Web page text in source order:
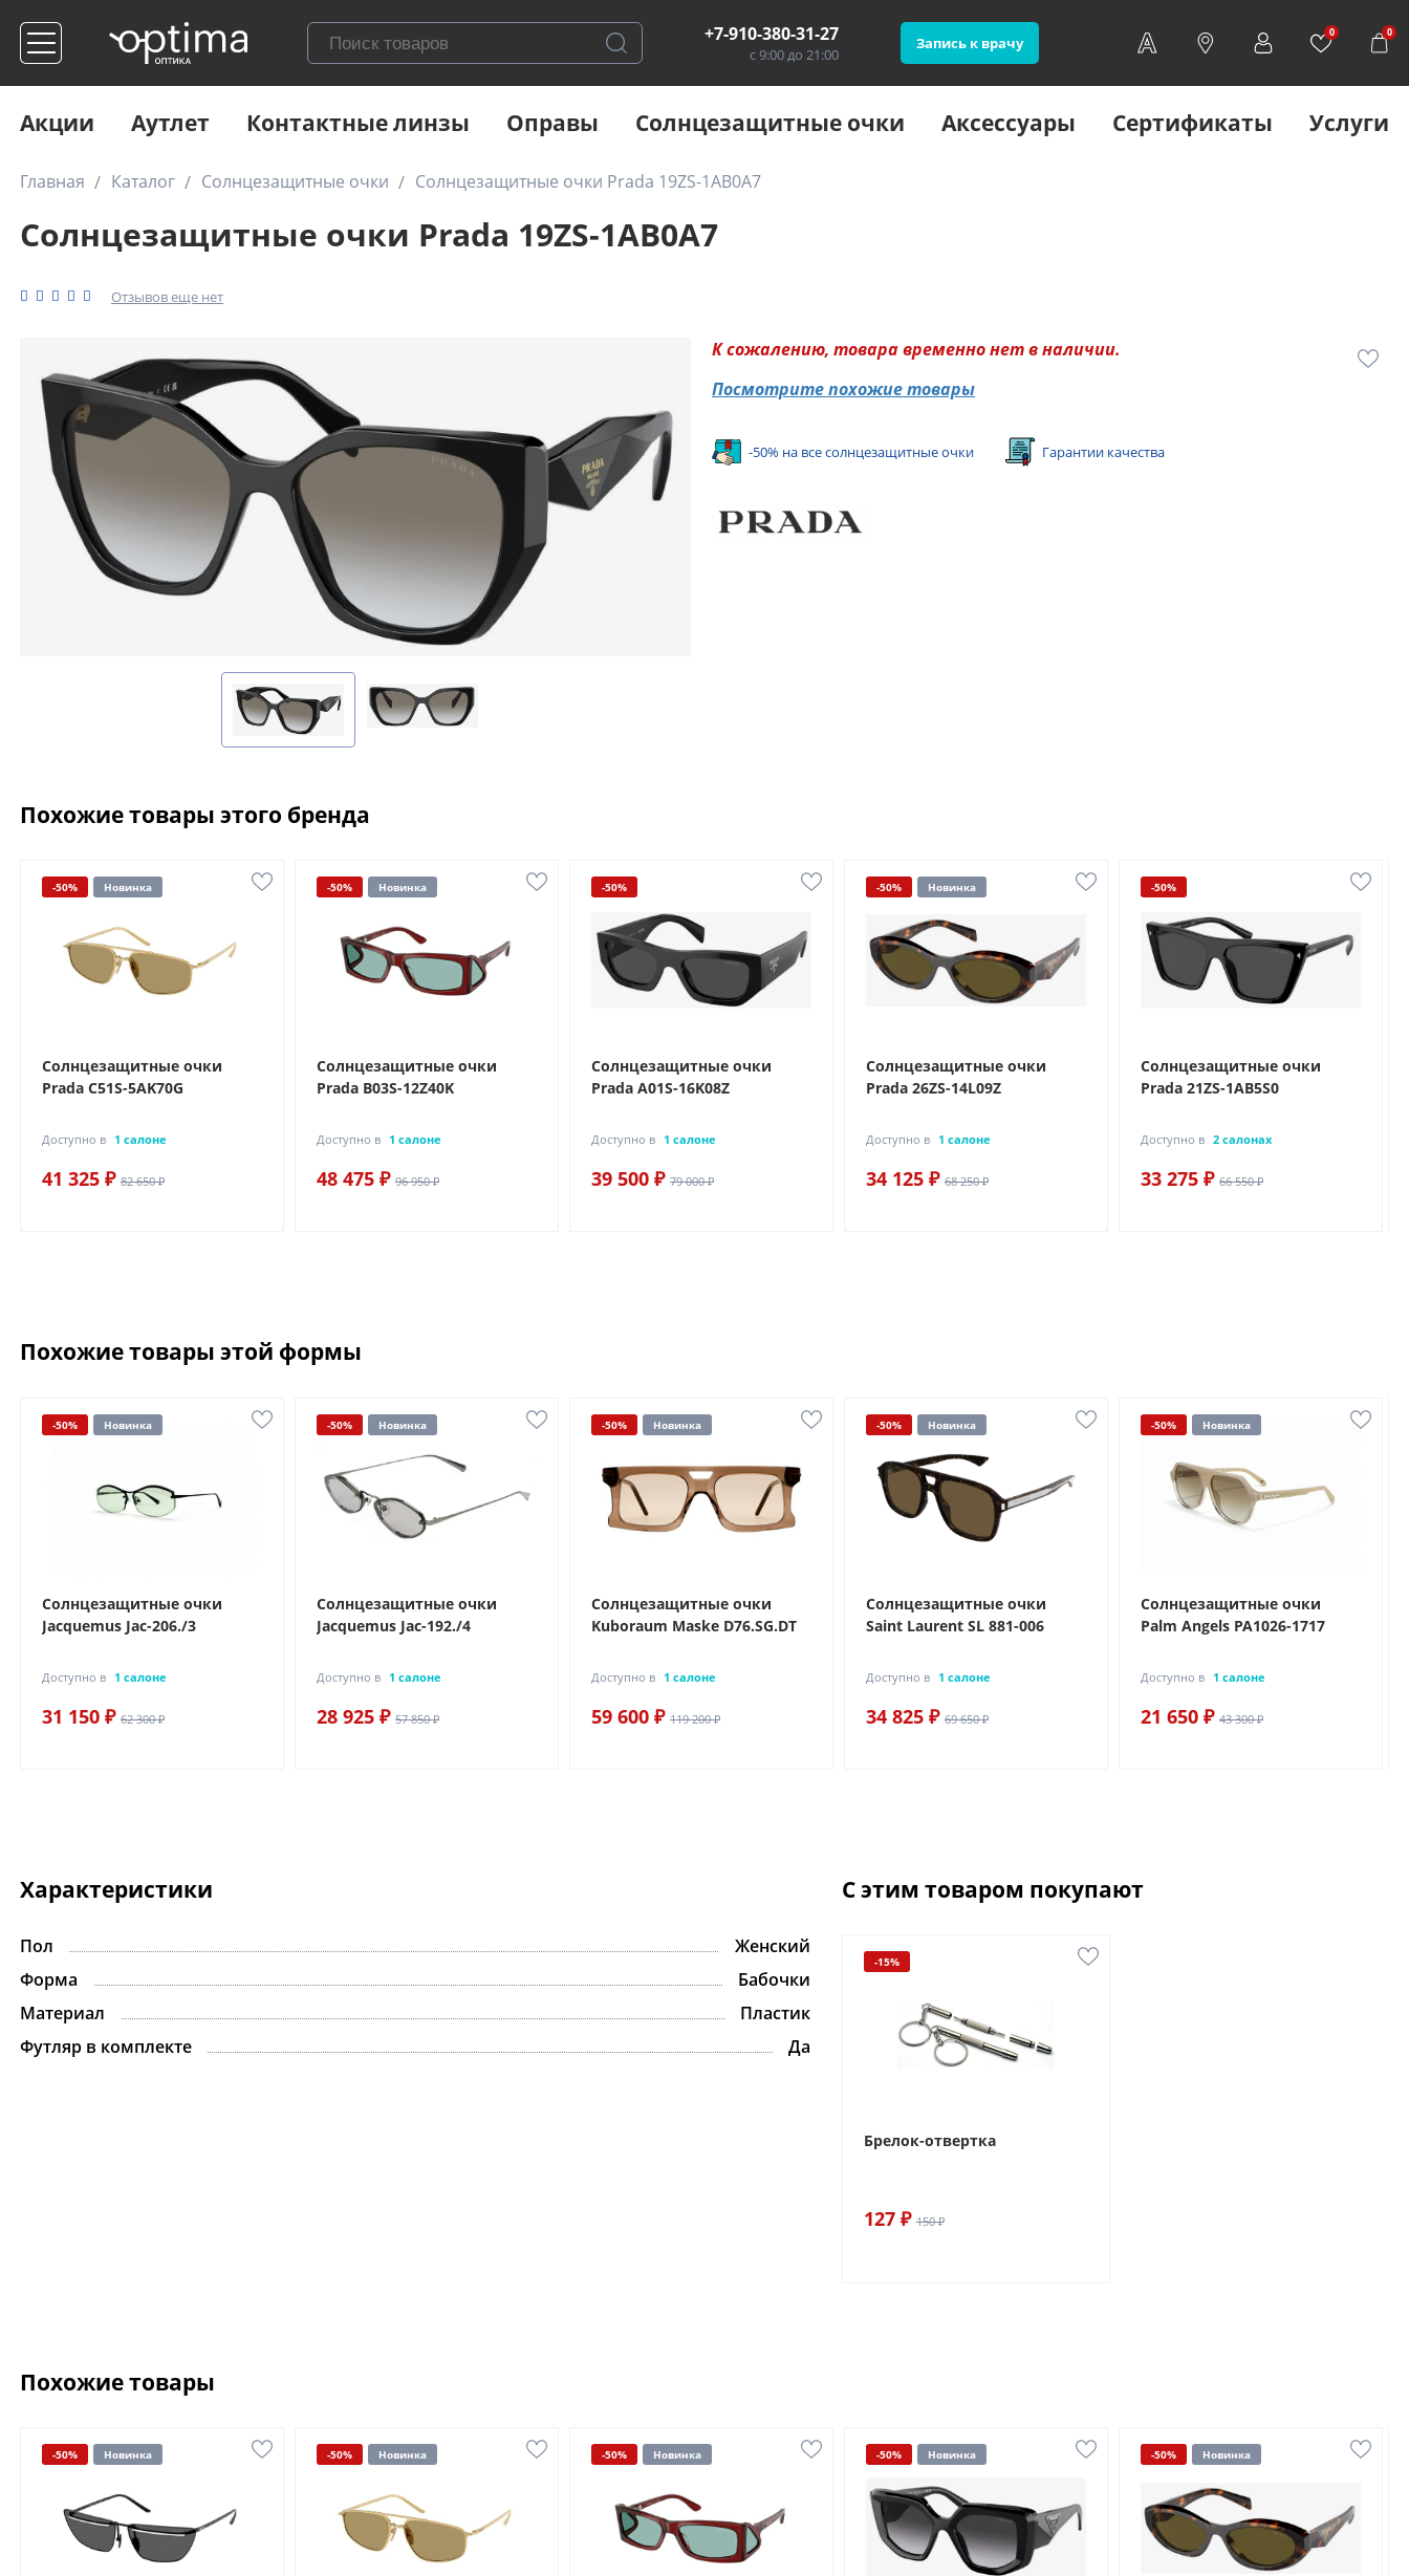
+7-910-380-31-27
с 9:00 до 21:00
Запись к врачу
0 0
Акции Аутлет Контактные линзы Оправы Солнцезащитные очки Аксессуары Сертификаты Услуги
Главная Каталог Солнцезащитные очки Солнцезащитные очки Prada 19ZS-1AB0A7
Солнцезащитные очки Prada 19ZS-1AB0A7
Отзывов еще нет
К сожалению, товара временно нет в наличии.
Посмотрите похожие товары
-50% на все солнцезащитные очки Гарантии качества
Похожие товары этого бренда
-50% Новинка
Солнцезащитные очки
Prada C51S-5AK70G
Доступно в 1 салоне
41 325 ₽ 82 650 ₽
-50% Новинка
Солнцезащитные очки
Prada B03S-12Z40K
Доступно в 1 салоне
48 475 ₽ 96 950 ₽
-50%
Солнцезащитные очки
Prada A01S-16K08Z
Доступно в 1 салоне
39 500 ₽ 79 000 ₽
-50% Новинка
Солнцезащитные очки
Prada 26ZS-14L09Z
Доступно в 1 салоне
34 125 ₽ 68 250 ₽
-50%
Солнцезащитные очки
Prada 21ZS-1AB5S0
Доступно в 2 салонах
33 275 ₽ 66 550 ₽
Похожие товары этой формы
-50% Новинка
Солнцезащитные очки
Jacquemus Jac-206./3
Доступно в 1 салоне
31 150 ₽ 62 300 ₽
-50% Новинка
Солнцезащитные очки
Jacquemus Jac-192./4
Доступно в 1 салоне
28 925 ₽ 57 850 ₽
-50% Новинка
Солнцезащитные очки
Kuboraum Maske D76.SG.DT
Доступно в 1 салоне
59 600 ₽ 119 200 ₽
-50% Новинка
Солнцезащитные очки
Saint Laurent SL 881-006
Доступно в 1 салоне
34 825 ₽ 69 650 ₽
-50% Новинка
Солнцезащитные очки
Palm Angels PA1026-1717
Доступно в 1 салоне
21 650 ₽ 43 300 ₽
Характеристики
Пол
Женский
Форма
Бабочки
Материал
Пластик
Футляр в комплекте
Да
С этим товаром покупают
-15%
Брелок-отвертка
127 ₽ 150 ₽
Похожие товары
-50% Новинка -50% Новинка -50% Новинка -50% Новинка -50% Новинка